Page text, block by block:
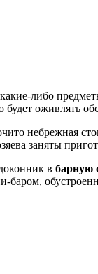
либо
оживлять
небрежная
заняты
в барную
баром,